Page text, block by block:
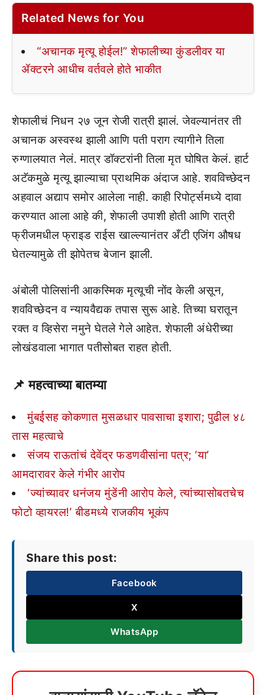
Related News for You
“अचानक मृत्यू होईल!” शेफालीच्या कुंडलीवर या
ॲक्टरने आधीच वर्तवले होते भाकीत
शेफालीचं निधन २७ जून रोजी रात्री झालं. जेवल्यानंतर ती
अचानक अस्वस्थ झाली आणि पती पराग त्यागीने तिला
रुग्णालयात नेलं. मात्र डॉक्टरांनी तिला मृत घोषित केलं. हार्ट
अटॅकमुळे मृत्यू झाल्याचा प्राथमिक अंदाज आहे. शवविच्छेदन
अहवाल अद्याप समोर आलेला नाही. काही रिपोर्ट्समध्ये दावा
करण्यात आला आहे की, शेफाली उपाशी होती आणि रात्री
फ्रीजमधील फ्राइड राईस खाल्ल्यानंतर अँटी एजिंग औषध
घेतल्यामुळे ती झोपेतच बेजान झाली.
अंबोली पोलिसांनी आकस्मिक मृत्यूची नोंद केली असून,
शवविच्छेदन व न्यायवैद्यक तपास सुरू आहे. तिच्या घरातून
रक्त व व्हिसेरा नमुने घेतले गेले आहेत. शेफाली अंधेरीच्या
लोखंडवाला भागात पतीसोबत राहत होती.
📌 महत्वाच्या बातम्या
मुंबईसह कोकणात मुसळधार पावसाचा इशारा; पुढील ४८
तास महत्वाचे
संजय राऊतांचं देवेंद्र फडणवीसांना पत्र; ‘या’
आमदारावर केले गंभीर आरोप
‘ज्यांच्यावर धनंजय मुंडेंनी आरोप केले, त्यांच्यासोबतचेच
फोटो व्हायरल!’ बीडमध्ये राजकीय भूकंप
Share this post:
Facebook
X
WhatsApp